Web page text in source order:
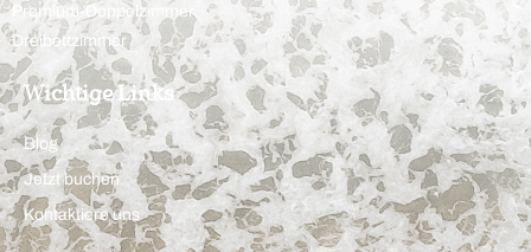
Premium-Doppelzimmer
Dreibettzimmer
Wichtige Links
Blog
Jetzt buchen
Kontaktiere uns